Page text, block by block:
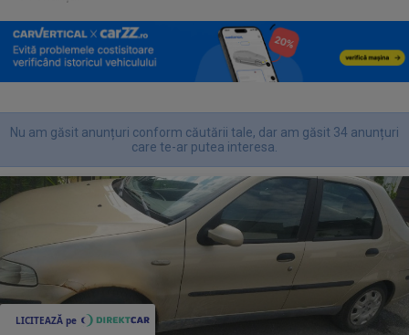
Nu am găsit anunțuri conform căutării tale, dar am găsit 34 anunțuri
care te-ar putea interesa.